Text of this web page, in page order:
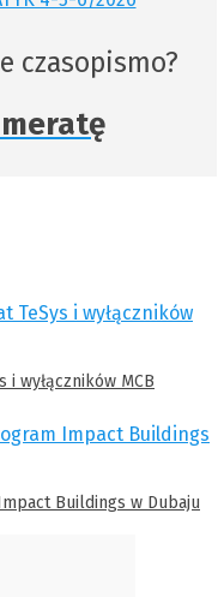
czasopismo?
wyłączników MCB
Buildings w Dubaju